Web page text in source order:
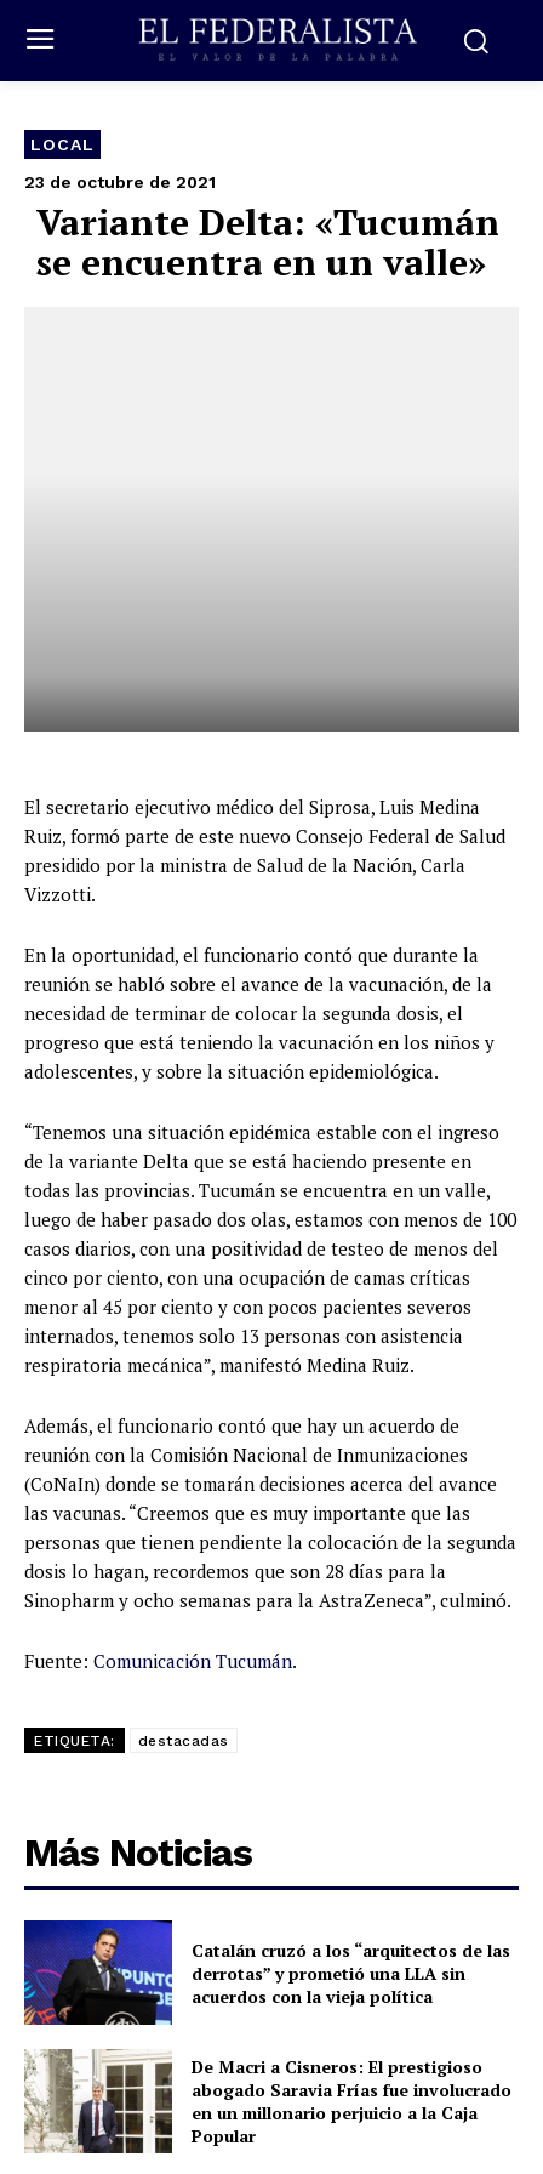
LOCAL
23 de octubre de 2021
Variante Delta: «Tucumán
se encuentra en un valle»
El secretario ejecutivo médico del Siprosa, Luis Medina
Ruiz, formó parte de este nuevo Consejo Federal de Salud
presidido por la ministra de Salud de la Nación, Carla
Vizzotti.
En la oportunidad, el funcionario contó que durante la
reunión se habló sobre el avance de la vacunación, de la
necesidad de terminar de colocar la segunda dosis, el
progreso que está teniendo la vacunación en los niños y
adolescentes, y sobre la situación epidemiológica.
“Tenemos una situación epidémica estable con el ingreso
de la variante Delta que se está haciendo presente en
todas las provincias. Tucumán se encuentra en un valle,
luego de haber pasado dos olas, estamos con menos de 100
casos diarios, con una positividad de testeo de menos del
cinco por ciento, con una ocupación de camas críticas
menor al 45 por ciento y con pocos pacientes severos
internados, tenemos solo 13 personas con asistencia
respiratoria mecánica”, manifestó Medina Ruiz.
Además, el funcionario contó que hay un acuerdo de
reunión con la Comisión Nacional de Inmunizaciones
(CoNaIn) donde se tomarán decisiones acerca del avance
las vacunas. “Creemos que es muy importante que las
personas que tienen pendiente la colocación de la segunda
dosis lo hagan, recordemos que son 28 días para la
Sinopharm y ocho semanas para la AstraZeneca”, culminó.
Fuente: Comunicación Tucumán.
ETIQUETA: destacadas
Más Noticias
Catalán cruzó a los “arquitectos de las
derrotas” y prometió una LLA sin
acuerdos con la vieja política
De Macri a Cisneros: El prestigioso
abogado Saravia Frías fue involucrado
en un millonario perjuicio a la Caja
Popular